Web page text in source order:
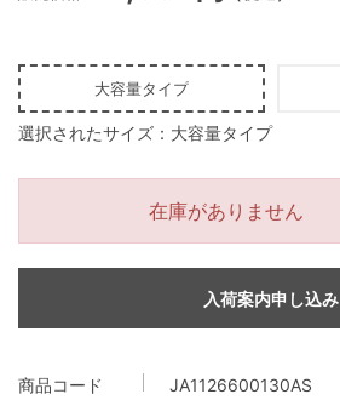
商品コード JA1126600130AS
大容量タイプ
選択されたサイズ：大容量タイプ
入荷案内申し込み
在庫がありません